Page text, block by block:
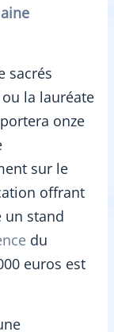
sacrés
la lauréate
onze
sur le
offrant
un stand
du
euros est